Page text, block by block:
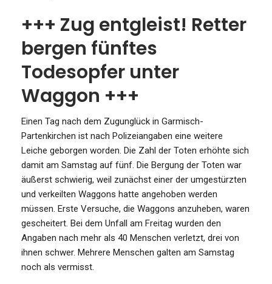
+++ Zug entgleist! Retter
bergen fünftes
Todesopfer unter
Waggon +++
Einen Tag nach dem Zugunglück in Garmisch-
Partenkirchen ist nach Polizeiangaben eine weitere
Leiche geborgen worden. Die Zahl der Toten erhöhte sich
damit am Samstag auf fünf. Die Bergung der Toten war
äußerst schwierig, weil zunächst einer der umgestürzten
und verkeilten Waggons hatte angehoben werden
müssen. Erste Versuche, die Waggons anzuheben, waren
gescheitert. Bei dem Unfall am Freitag wurden den
Angaben nach mehr als 40 Menschen verletzt, drei von
ihnen schwer. Mehrere Menschen galten am Samstag
noch als vermisst.